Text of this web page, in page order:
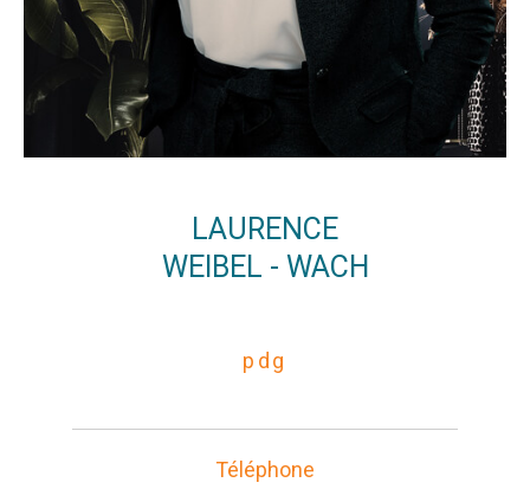
LAURENCE
WEIBEL - WACH
pdg
Téléphone